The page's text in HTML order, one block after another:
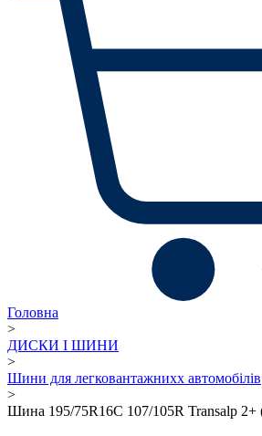
Головна
>
ДИСКИ І ШИНИ
>
Шини для легковантажнихх автомобілів
>
Шина 195/75R16C 107/105R Transalp 2+